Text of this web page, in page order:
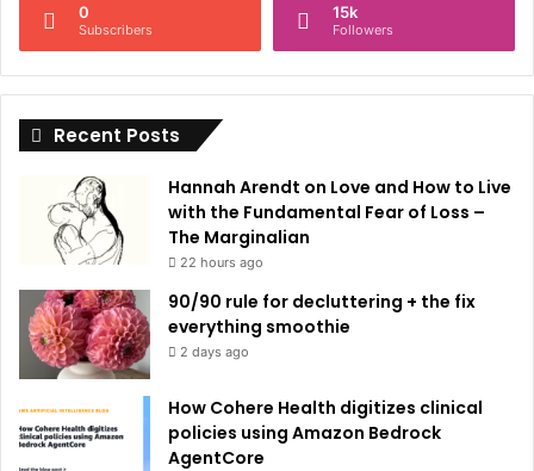
i
0
Subscribers
15k
Followers
Recent Posts
Hannah Arendt on Love and How to Live
with the Fundamental Fear of Loss –
The Marginalian
22 hours ago
90/90 rule for decluttering + the fix
everything smoothie
2 days ago
How Cohere Health digitizes clinical
policies using Amazon Bedrock
AgentCore